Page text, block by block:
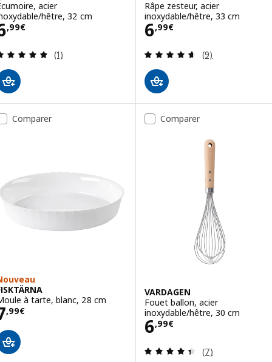
acier
hêtre, 32 cm
,99€6,99€
Révision: 5 hors de 5 étoiles. Nombre total de
(1)
Râpe zesteur, acier
inoxydable/hêtre, 33 cm
6,99€
Prix 6,99€
Révision: 4.6
(9)
Comparer
à tarte, blanc, 28 cm
,99€7,99€
Comparer
VARDAGEN
Fouet ballon, acier
inoxydable/hêtre, 30 cm
6,99€
Prix 6,99€
Révision: 4.4
(7)